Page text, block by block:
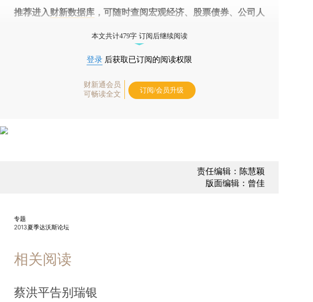
推荐进入财新数据库 ，可随时查阅宏观经济、股票债券、公司人
本文共计479字 订阅后继续阅读
登录 后获取已订阅的阅读权限
财新通会员
可畅读全文
订阅/会员升级
责任编辑：陈慧颖
版面编辑：曾佳
专题
2013夏季达沃斯论坛
相关阅读
蔡洪平告别瑞银